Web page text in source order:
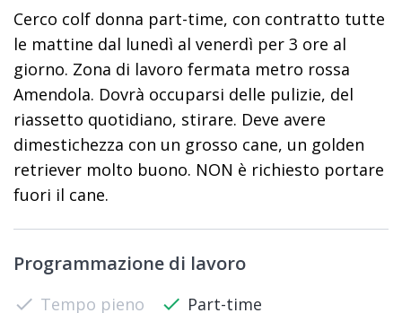
Cerco colf donna part-time, con contratto tutte
le mattine dal lunedì al venerdì per 3 ore al
giorno. Zona di lavoro fermata metro rossa
Amendola. Dovrà occuparsi delle pulizie, del
riassetto quotidiano, stirare. Deve avere
dimestichezza con un grosso cane, un golden
retriever molto buono. NON è richiesto portare
fuori il cane.
Programmazione di lavoro
check Tempo pieno check Part-time